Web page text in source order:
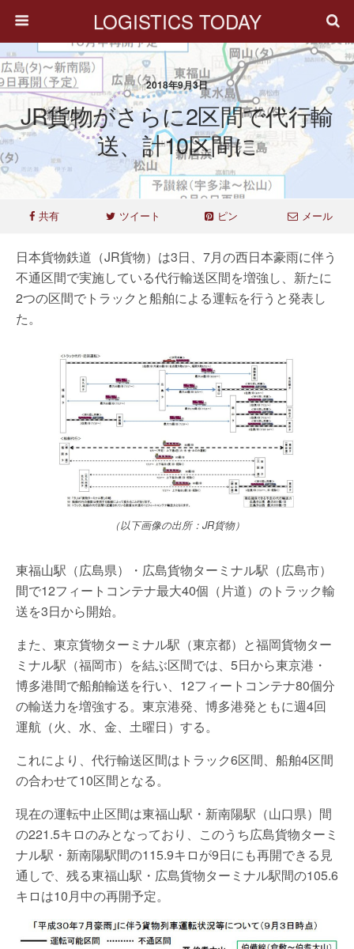
LOGISTICS TODAY
2018年9月3日
JR貨物がさらに2区間で代行輸
送、計10区間に
共有 ツイート ピン メール
日本貨物鉄道（JR貨物）は3日、7月の西日本豪雨に伴う
不通区間で実施している代行輸送区間を増強し、新たに
2つの区間でトラックと船舶による運転を行うと発表し
た。
（以下画像の出所：JR貨物）
東福山駅（広島県）・広島貨物ターミナル駅（広島市）
間で12フィートコンテナ最大40個（片道）のトラック輸
送を3日から開始。
また、東京貨物ターミナル駅（東京都）と福岡貨物ター
ミナル駅（福岡市）を結ぶ区間では、5日から東京港・
博多港間で船舶輸送を行い、12フィートコンテナ80個分
の輸送力を増強する。東京港発、博多港発ともに週4回
運航（火、水、金、土曜日）する。
これにより、代行輸送区間はトラック6区間、船舶4区間
の合わせて10区間となる。
現在の運転中止区間は東福山駅・新南陽駅（山口県）間
の221.5キロのみとなっており、このうち広島貨物ターミ
ナル駅・新南陽駅間の115.9キロが9日にも再開できる見
通しで、残る東福山駅・広島貨物ターミナル駅間の105.6
キロは10月中の再開予定。